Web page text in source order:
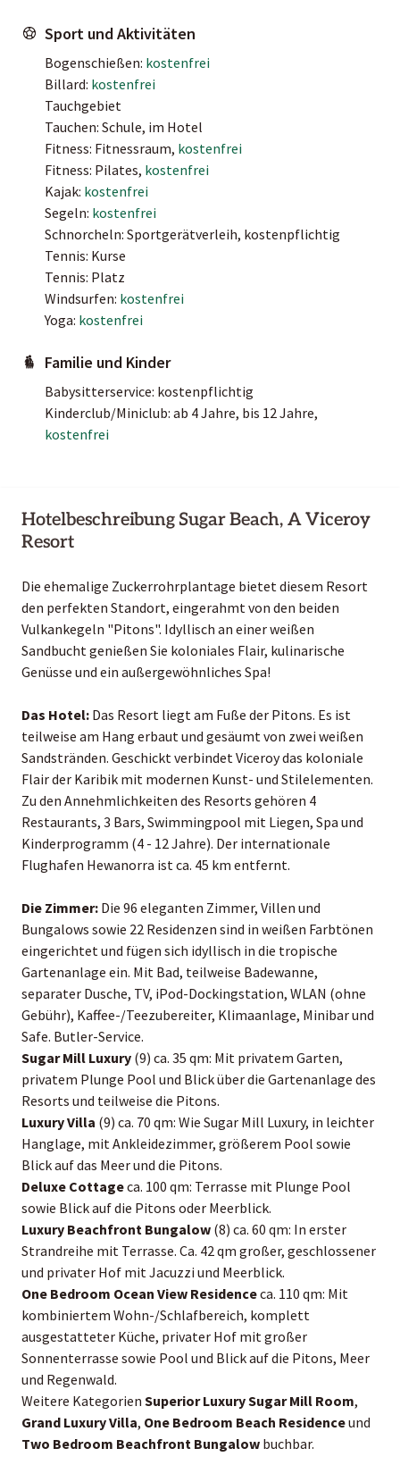
Sport und Aktivitäten
Bogenschießen: kostenfrei
Billard: kostenfrei
Tauchgebiet
Tauchen: Schule, im Hotel
Fitness: Fitnessraum, kostenfrei
Fitness: Pilates, kostenfrei
Kajak: kostenfrei
Segeln: kostenfrei
Schnorcheln: Sportgerätverleih, kostenpflichtig
Tennis: Kurse
Tennis: Platz
Windsurfen: kostenfrei
Yoga: kostenfrei
Familie und Kinder
Babysitterservice: kostenpflichtig
Kinderclub/Miniclub: ab 4 Jahre, bis 12 Jahre,
kostenfrei
Hotelbeschreibung Sugar Beach, A Viceroy
Resort
Die ehemalige Zuckerrohrplantage bietet diesem Resort
den perfekten Standort, eingerahmt von den beiden
Vulkankegeln "Pitons". Idyllisch an einer weißen
Sandbucht genießen Sie koloniales Flair, kulinarische
Genüsse und ein außergewöhnliches Spa!
Das Hotel: Das Resort liegt am Fuße der Pitons. Es ist
teilweise am Hang erbaut und gesäumt von zwei weißen
Sandstränden. Geschickt verbindet Viceroy das koloniale
Flair der Karibik mit modernen Kunst- und Stilelementen.
Zu den Annehmlichkeiten des Resorts gehören 4
Restaurants, 3 Bars, Swimmingpool mit Liegen, Spa und
Kinderprogramm (4 - 12 Jahre). Der internationale
Flughafen Hewanorra ist ca. 45 km entfernt.
Die Zimmer: Die 96 eleganten Zimmer, Villen und
Bungalows sowie 22 Residenzen sind in weißen Farbtönen
eingerichtet und fügen sich idyllisch in die tropische
Gartenanlage ein. Mit Bad, teilweise Badewanne,
separater Dusche, TV, iPod-Dockingstation, WLAN (ohne
Gebühr), Kaffee-/Teezubereiter, Klimaanlage, Minibar und
Safe. Butler-Service.
Sugar Mill Luxury (9) ca. 35 qm: Mit privatem Garten,
privatem Plunge Pool und Blick über die Gartenanlage des
Resorts und teilweise die Pitons.
Luxury Villa (9) ca. 70 qm: Wie Sugar Mill Luxury, in leichter
Hanglage, mit Ankleidezimmer, größerem Pool sowie
Blick auf das Meer und die Pitons.
Deluxe Cottageca. 100 qm: Terrasse mit Plunge Pool
sowie Blick auf die Pitons oder Meerblick.
Luxury Beachfront Bungalow (8) ca. 60 qm: In erster
Strandreihe mit Terrasse. Ca. 42 qm großer, geschlossener
und privater Hof mit Jacuzzi und Meerblick.
One Bedroom Ocean View Residenceca. 110 qm: Mit
kombiniertem Wohn-/Schlafbereich, komplett
ausgestatteter Küche, privater Hof mit großer
Sonnenterrasse sowie Pool und Blick auf die Pitons, Meer
und Regenwald.
Weitere Kategorien Superior Luxury Sugar Mill Room,
Grand Luxury Villa, One Bedroom Beach Residenceund
Two Bedroom Beachfront Bungalow buchbar.